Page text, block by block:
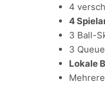
4
4
3 Ball-
3
Lokale